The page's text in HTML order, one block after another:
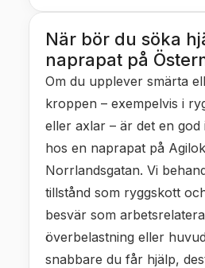
När bör du söka
naprapat på
Om du upplever smärta
kroppen – exempelvis i
eller axlar – är det en god
hos en naprapat på
Norrlandsgatan. Vi
tillstånd som ryggskott
besvär som
överbelastning eller
snabbare du får hjälp,